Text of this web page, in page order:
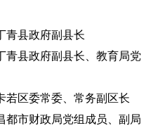
青县政府副县长
青县政府副县长、教育局党
若区委常委、常务副区长
都市财政局党组成员、副局